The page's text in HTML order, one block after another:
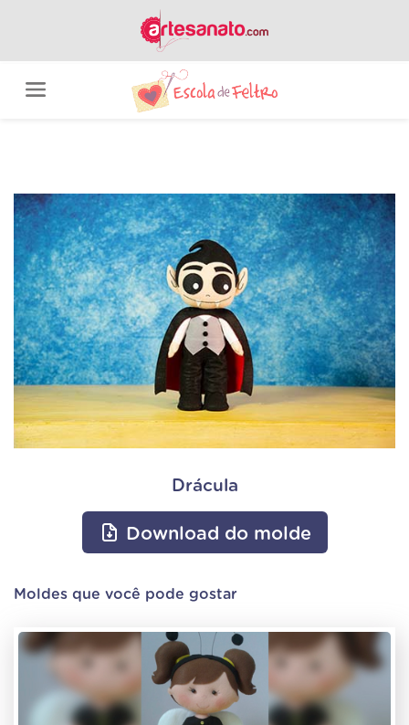
Drácula
Download do molde
Moldes que você pode gostar